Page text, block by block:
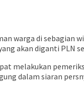
warga di sebagian
akan diganti PLN
melakukan
dalam siaran